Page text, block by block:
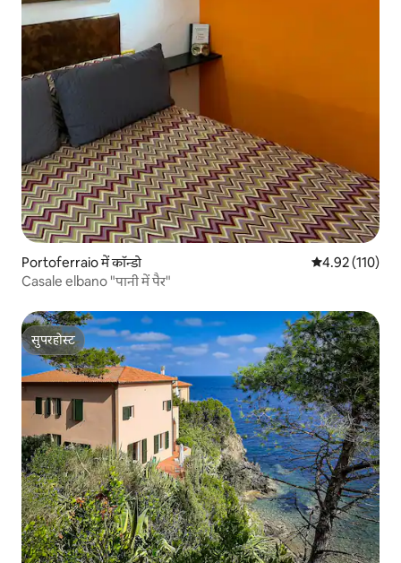
Portoferraio में कॉन्डो औसत रेटिंग 5 में से
4.92 (110)
Casale elbano "पानी में पैर"
सुपरहोस्ट
सुपरहोस्ट